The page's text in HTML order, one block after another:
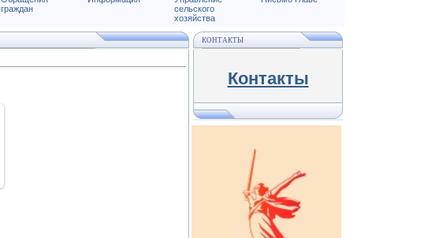
граждан
сельского
хозяйства
КОНТАКТЫ
Контакты